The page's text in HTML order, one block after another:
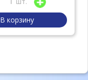
В корзину